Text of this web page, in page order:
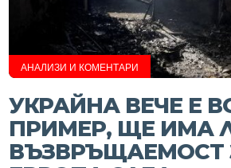
АНАЛИЗИ И КОМЕНТАРИ
УКРАЙНА ВЕЧЕ Е
ПРИМЕР, ЩЕ ИМА
ВЪЗВРЪЩАЕМОСТ